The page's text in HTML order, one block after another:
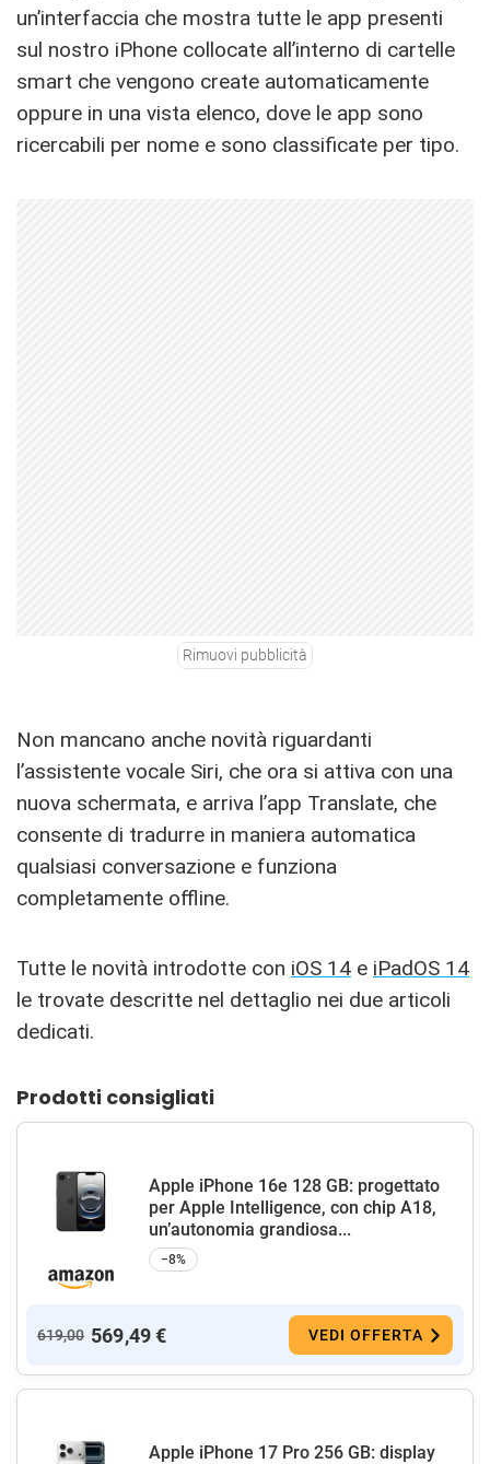
un’interfaccia che mostra tutte le app presenti
sul nostro iPhone collocate all’interno di cartelle
smart che vengono create automaticamente
oppure in una vista elenco, dove le app sono
ricercabili per nome e sono classificate per tipo.
Rimuovi pubblicità
Non mancano anche novità riguardanti
l’assistente vocale Siri, che ora si attiva con una
nuova schermata, e arriva l’app Translate, che
consente di tradurre in maniera automatica
qualsiasi conversazione e funziona
completamente offline.
Tutte le novità introdotte con iOS 14 e iPadOS 14
le trovate descritte nel dettaglio nei due articoli
dedicati.
Prodotti consigliati
Apple iPhone 16e 128 GB: progettato
per Apple Intelligence, con chip A18,
un’autonomia grandiosa...
−8%
619,00 569,49 € VEDI OFFERTA
Apple iPhone 17 Pro 256 GB: display